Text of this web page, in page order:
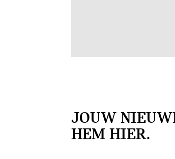
JOUW
HEM HIER.